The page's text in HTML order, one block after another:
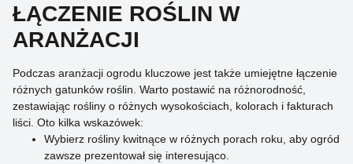
ŁĄCZENIE ROŚLIN W
ARANŻACJI
Podczas aranżacji ogrodu kluczowe jest także umiejętne łączenie
różnych gatunków roślin. Warto postawić na różnorodność,
zestawiając rośliny o różnych wysokościach, kolorach i fakturach
liści. Oto kilka wskazówek:
Wybierz rośliny kwitnące w różnych porach roku, aby ogród
zawsze prezentował się interesująco.